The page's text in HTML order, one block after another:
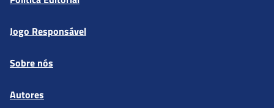
Jogo Responsável
Sobre nós
Autores